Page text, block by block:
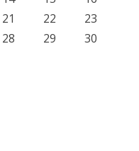
21 22
23
28 29
30